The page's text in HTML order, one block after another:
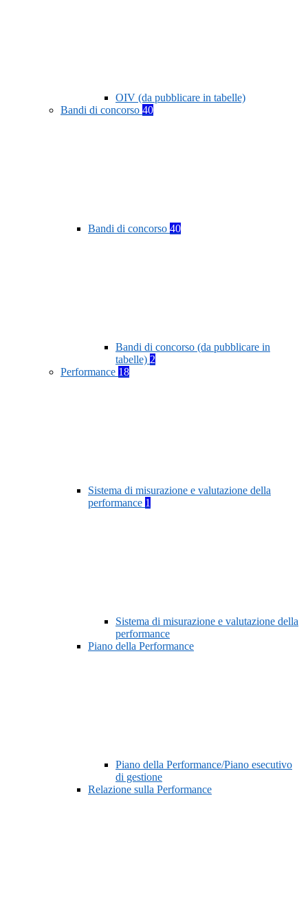
OIV (da pubblicare in tabelle)
Bandi di concorso 40
Bandi di concorso 40
Bandi di concorso (da pubblicare in
tabelle) 2
Performance 18
Sistema di misurazione e valutazione della
performance 1
Sistema di misurazione e valutazione della
performance
Piano della Performance
Piano della Performance/Piano esecutivo
di gestione
Relazione sulla Performance